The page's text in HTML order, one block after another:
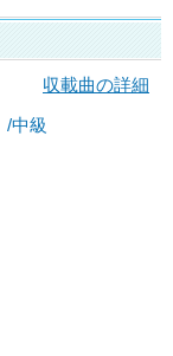
収載曲の詳細
/中級